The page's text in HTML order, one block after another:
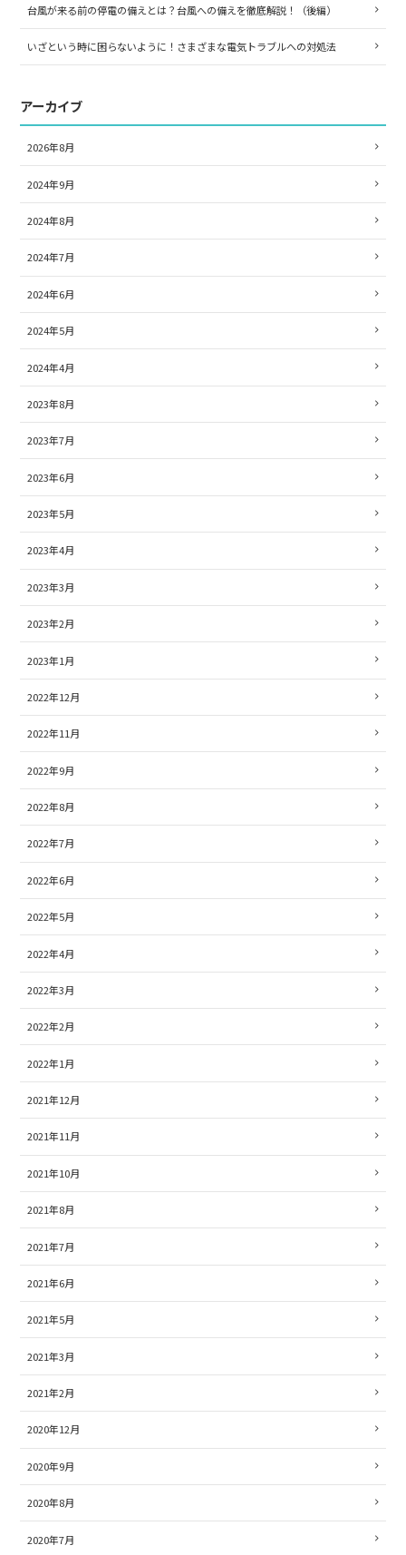
台風が来る前の停電の備えとは？台風への備えを徹底解説！（後編）
いざという時に困らないように！さまざまな電気トラブルへの対処法
アーカイブ
2026年8月
2024年9月
2024年8月
2024年7月
2024年6月
2024年5月
2024年4月
2023年8月
2023年7月
2023年6月
2023年5月
2023年4月
2023年3月
2023年2月
2023年1月
2022年12月
2022年11月
2022年9月
2022年8月
2022年7月
2022年6月
2022年5月
2022年4月
2022年3月
2022年2月
2022年1月
2021年12月
2021年11月
2021年10月
2021年8月
2021年7月
2021年6月
2021年5月
2021年3月
2021年2月
2020年12月
2020年9月
2020年8月
2020年7月